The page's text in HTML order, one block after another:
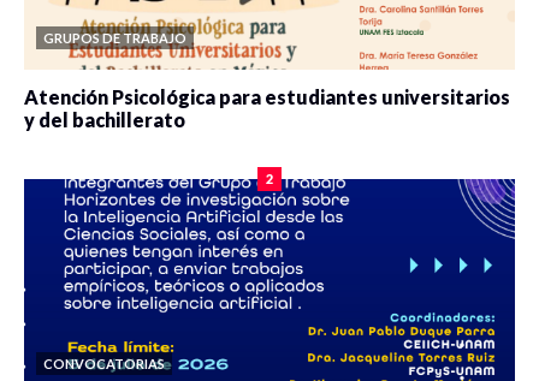
GRUPOS DE TRABAJO
Atención Psicológica para estudiantes universitarios
y del bachillerato
2
CONVOCATORIAS